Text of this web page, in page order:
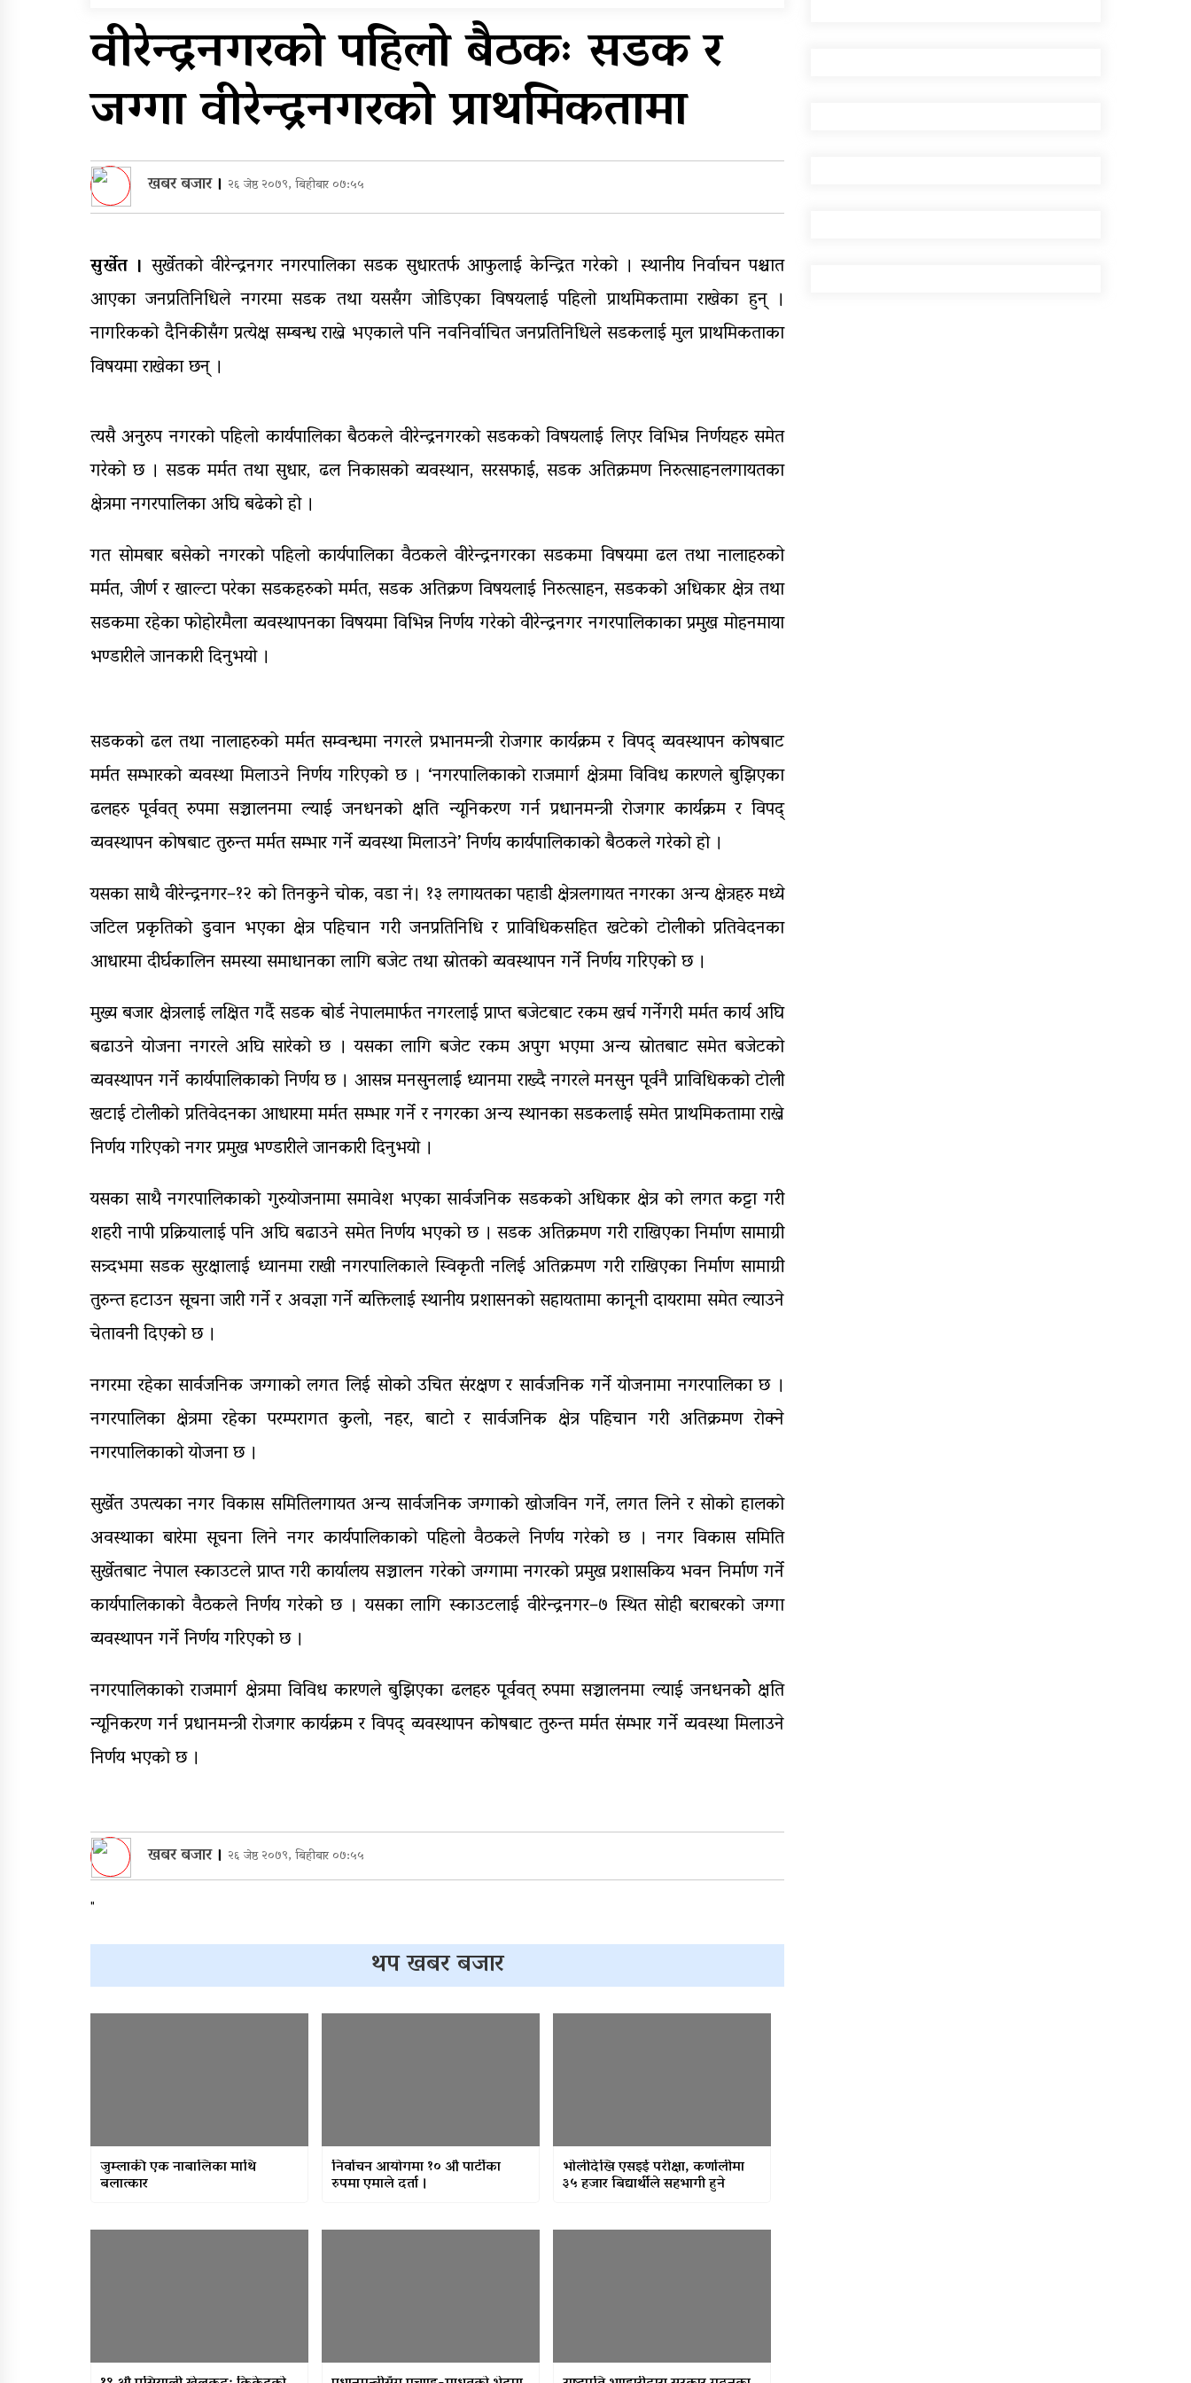
प्रतिनिधि नआउने
पुन: एमाले-नेकपा सहकार्यमा,
प्रदेशको भागबण्डा यस्तो छ…
आठ लाख २१ हजार घुससहित
सिँचाइ डिभिजन सर्लाहीका
प्रमुख र अधिकृत पक्राउ
वीरेन्द्रनगरको पहिलो बैठकः सडक र
जग्गा वीरेन्द्रनगरको प्राथमिकतामा
खबर बजार। २६ जेष्ठ २०७९, बिहीबार ०७:५५
सुर्खेत । सुर्खेतको वीरेन्द्रनगर नगरपालिका सडक सुधारतर्फ आफुलाई केन्द्रित गरेको । स्थानीय निर्वाचन पश्चात
आएका जनप्रतिनिधिले नगरमा सडक तथा यससँग जोडिएका विषयलाई पहिलो प्राथमिकतामा राखेका हुन् ।
नागरिकको दैनिकीसँग प्रत्येक्ष सम्बन्ध राख्ने भएकाले पनि नवनिर्वाचित जनप्रतिनिधिले सडकलाई मुल प्राथमिकताका
विषयमा राखेका छन् ।
त्यसै अनुरुप नगरको पहिलो कार्यपालिका बैठकले वीरेन्द्रनगरको सडकको विषयलाई लिएर विभिन्न निर्णयहरु समेत
गरेको छ । सडक मर्मत तथा सुधार, ढल निकासको व्यवस्थान, सरसफाई, सडक अतिक्रमण निरुत्साहनलगायतका
क्षेत्रमा नगरपालिका अघि बढेको हो ।
गत सोमबार बसेको नगरको पहिलो कार्यपालिका वैठकले वीरेन्द्रनगरका सडकमा विषयमा ढल तथा नालाहरुको
मर्मत, जीर्ण र खाल्टा परेका सडकहरुको मर्मत, सडक अतिक्रण विषयलाई निरुत्साहन, सडकको अधिकार क्षेत्र तथा
सडकमा रहेका फोहोरमैला व्यवस्थापनका विषयमा विभिन्न निर्णय गरेको वीरेन्द्रनगर नगरपालिकाका प्रमुख मोहनमाया
भण्डारीले जानकारी दिनुभयो ।
सडकको ढल तथा नालाहरुको मर्मत सम्वन्धमा नगरले प्रभानमन्त्री रोजगार कार्यक्रम र विपद् व्यवस्थापन कोषबाट
मर्मत सम्भारको व्यवस्था मिलाउने निर्णय गरिएको छ । ‘नगरपालिकाको राजमार्ग क्षेत्रमा विविध कारणले बुझिएका
ढलहरु पूर्ववत् रुपमा सञ्चालनमा ल्याई जनधनको क्षति न्यूनिकरण गर्न प्रधानमन्त्री रोजगार कार्यक्रम र विपद्
व्यवस्थापन कोषबाट तुरुन्त मर्मत सम्भार गर्ने व्यवस्था मिलाउने’ निर्णय कार्यपालिकाको बैठकले गरेको हो ।
यसका साथै वीरेन्द्रनगर–१२ को तिनकुने चोक, वडा नं। १३ लगायतका पहाडी क्षेत्रलगायत नगरका अन्य क्षेत्रहरु मध्ये
जटिल प्रकृतिको डुवान भएका क्षेत्र पहिचान गरी जनप्रतिनिधि र प्राविधिकसहित खटेको टोलीको प्रतिवेदनका
आधारमा दीर्घकालिन समस्या समाधानका लागि बजेट तथा स्रोतको व्यवस्थापन गर्ने निर्णय गरिएको छ ।
मुख्य बजार क्षेत्रलाई लक्षित गर्दै सडक बोर्ड नेपालमार्फत नगरलाई प्राप्त बजेटबाट रकम खर्च गर्नेगरी मर्मत कार्य अघि
बढाउने योजना नगरले अघि सारेको छ । यसका लागि बजेट रकम अपुग भएमा अन्य स्रोतबाट समेत बजेटको
व्यवस्थापन गर्ने कार्यपालिकाको निर्णय छ । आसन्न मनसुनलाई ध्यानमा राख्दै नगरले मनसुन पूर्वनै प्राविधिकको टोली
खटाई टोलीको प्रतिवेदनका आधारमा मर्मत सम्भार गर्ने र नगरका अन्य स्थानका सडकलाई समेत प्राथमिकतामा राख्ने
निर्णय गरिएको नगर प्रमुख भण्डारीले जानकारी दिनुभयो ।
यसका साथै नगरपालिकाको गुरुयोजनामा समावेश भएका सार्वजनिक सडकको अधिकार क्षेत्र को लगत कट्टा गरी
शहरी नापी प्रक्रियालाई पनि अघि बढाउने समेत निर्णय भएको छ । सडक अतिक्रमण गरी राखिएका निर्माण सामाग्री
सन्र्दभमा सडक सुरक्षालाई ध्यानमा राखी नगरपालिकाले स्विकृती नलिई अतिक्रमण गरी राखिएका निर्माण सामाग्री
तुरुन्त हटाउन सूचना जारी गर्ने र अवज्ञा गर्ने व्यक्तिलाई स्थानीय प्रशासनको सहायतामा कानूनी दायरामा समेत ल्याउने
चेतावनी दिएको छ ।
नगरमा रहेका सार्वजनिक जग्गाको लगत लिई सोको उचित संरक्षण र सार्वजनिक गर्ने योजनामा नगरपालिका छ ।
नगरपालिका क्षेत्रमा रहेका परम्परागत कुलो, नहर, बाटो र सार्वजनिक क्षेत्र पहिचान गरी अतिक्रमण रोक्ने
नगरपालिकाको योजना छ ।
सुर्खेत उपत्यका नगर विकास समितिलगायत अन्य सार्वजनिक जग्गाको खोजविन गर्ने, लगत लिने र सोको हालको
अवस्थाका बारेमा सूचना लिने नगर कार्यपालिकाको पहिलो वैठकले निर्णय गरेको छ । नगर विकास समिति
सुर्खेतबाट नेपाल स्काउटले प्राप्त गरी कार्यालय सञ्चालन गरेको जग्गामा नगरको प्रमुख प्रशासकिय भवन निर्माण गर्ने
कार्यपालिकाको वैठकले निर्णय गरेको छ । यसका लागि स्काउटलाई वीरेन्द्रनगर–७ स्थित सोही बराबरको जग्गा
व्यवस्थापन गर्ने निर्णय गरिएको छ ।
नगरपालिकाको राजमार्ग क्षेत्रमा विविध कारणले बुझिएका ढलहरु पूर्ववत् रुपमा सञ्चालनमा ल्याई जनधनकोे क्षति
न्यूनिकरण गर्न प्रधानमन्त्री रोजगार कार्यक्रम र विपद् व्यवस्थापन कोषबाट तुरुन्त मर्मत संम्भार गर्ने व्यवस्था मिलाउने
निर्णय भएको छ ।
खबर बजार। २६ जेष्ठ २०७९, बिहीबार ०७:५५
"
थप खबर बजार
जुम्लाकी एक नाबालिका माथि
बलात्कार
निर्वाचन आयोगमा १० औं पार्टीका
रुपमा एमाले दर्ता ।
भोलीदेखि एसइई परीक्षा, कर्णालीमा
३५ हजार बिद्यार्थीले सहभागी हुने